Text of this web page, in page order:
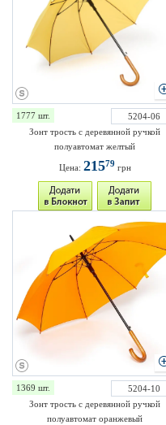
1777 шт.
5204-06
Зонт трость с деревянной ручкой
полуавтомат желтый
Цена: 21579 грн
1369 шт.
5204-10
Зонт трость с деревянной ручкой
полуавтомат оранжевый